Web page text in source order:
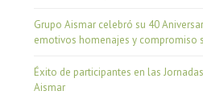
Grupo Aismar celebró su 40
emotivos homenajes y compromiso
Éxito de participantes en las
Aismar